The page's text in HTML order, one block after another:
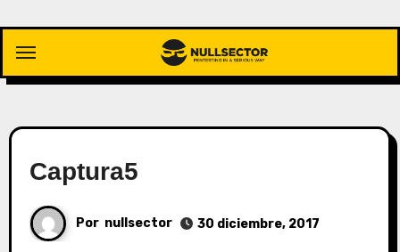
contenido
Captura5
Por nullsector 30 diciembre, 2017